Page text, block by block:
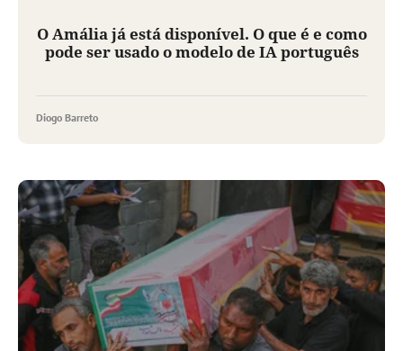
O Amália já está disponível. O que é e como
pode ser usado o modelo de IA português
Diogo Barreto